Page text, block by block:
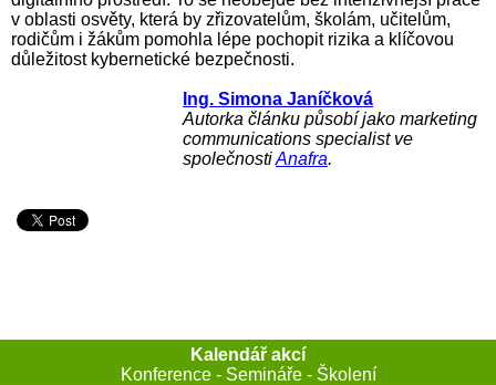
v oblasti osvěty, která by zřizovatelům, školám, učitelům,
rodičům i žákům pomohla lépe pochopit rizika a klíčovou
důležitost kybernetické bezpečnosti.
Ing. Simona Janíčková
Autorka článku působí jako marketing
communications specialist ve
společnostiAnafra.
Kalendář akcí
Konference - Semináře - Školení